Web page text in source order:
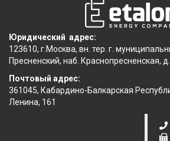
Юридический адрес:
123610, г.Москва, вн. тер. г.
Пресненский, наб. Краснопресненская,
Почтовый адрес:
361045, Кабардино-Балкарская
Ленина, 161